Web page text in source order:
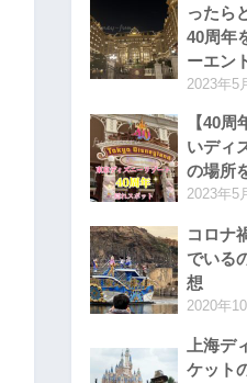
ったら
40周年
ーエン
2023年5
【40
いディ
の場所
2023年5
コロナ
でいる
想
2020年
上海
ケット